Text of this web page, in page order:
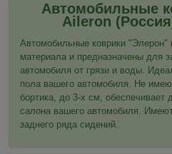
Автомобильные
Aileron
Автомобильные коврики "Элерон"
материала и предназначены для
автомобиля от грязи и воды.
пола вашего автомобиля. Не
бортика, до 3-х см, обеспечивает
салона вашего автомобиля.
заднего ряда сидений.